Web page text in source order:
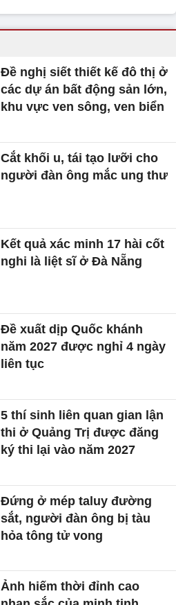
Đề nghị siết thiết kế đô thị ở
các dự án bất động sản lớn,
khu vực ven sông, ven biển
Cắt khối u, tái tạo lưỡi cho
người đàn ông mắc ung thư
Kết quả xác minh 17 hài cốt
nghi là liệt sĩ ở Đà Nẵng
Đề xuất dịp Quốc khánh
năm 2027 được nghỉ 4 ngày
liên tục
5 thí sinh liên quan gian lận
thi ở Quảng Trị được đăng
ký thi lại vào năm 2027
Đứng ở mép taluy đường
sắt, người đàn ông bị tàu
hỏa tông tử vong
Ảnh hiếm thời đỉnh cao